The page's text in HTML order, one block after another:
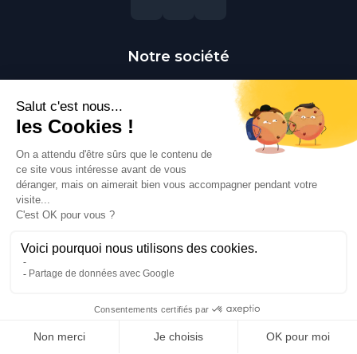
Notre société
Conditions générales de vente
Paiement sécurisé
Qui sommes-nous ?
Contactez-nous
Montérolier, France